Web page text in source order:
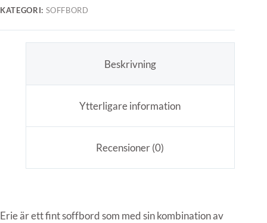
KATEGORI: SOFFBORD
Beskrivning
Ytterligare information
Recensioner (0)
Erie är ett fint soffbord som med sin kombination av